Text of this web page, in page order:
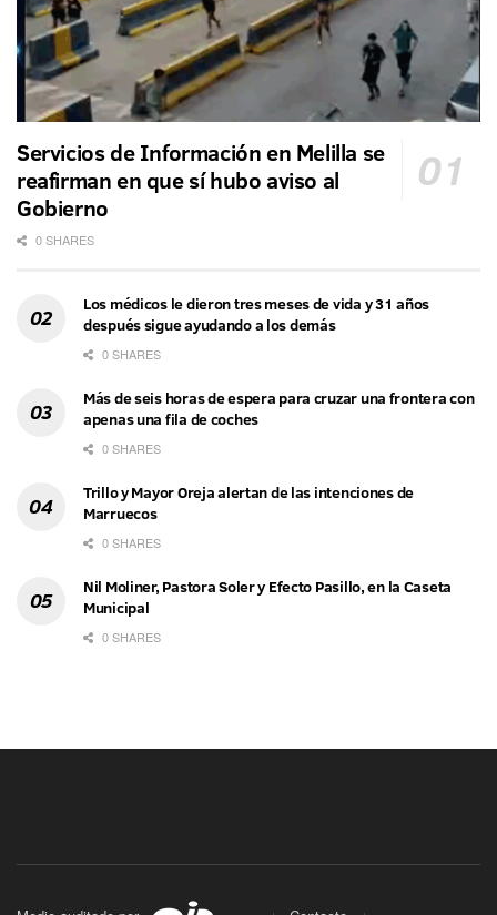
Servicios de Información en Melilla se
reafirman en que sí hubo aviso al
Gobierno
0 SHARES
Los médicos le dieron tres meses de vida y 31 años
después sigue ayudando a los demás
0 SHARES
Más de seis horas de espera para cruzar una frontera con
apenas una fila de coches
0 SHARES
Trillo y Mayor Oreja alertan de las intenciones de
Marruecos
0 SHARES
Nil Moliner, Pastora Soler y Efecto Pasillo, en la Caseta
Municipal
0 SHARES